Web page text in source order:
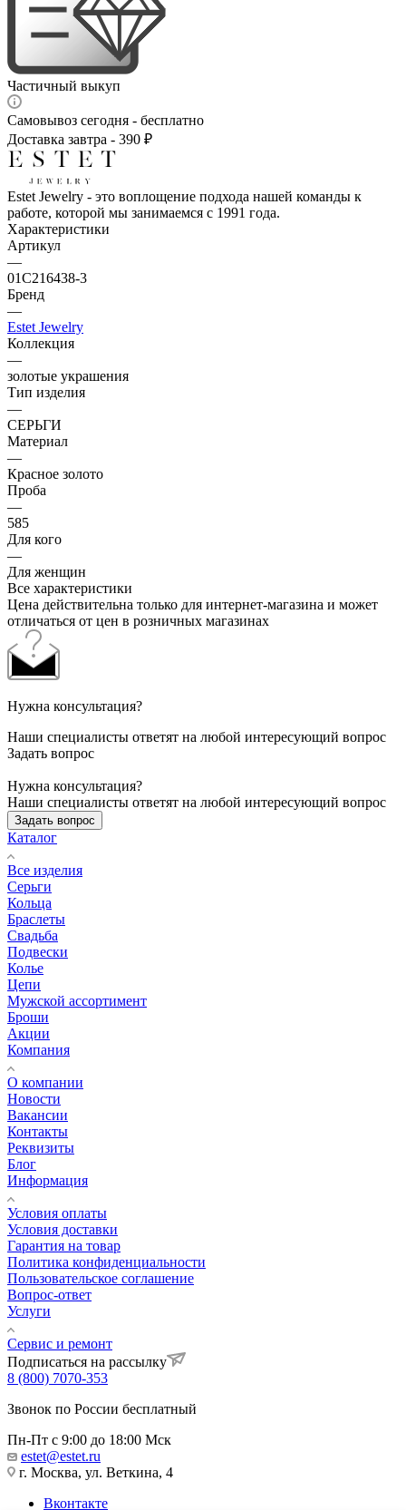
Частичный выкуп
Самовывоз сегодня - бесплатно
Доставка завтра - 390 ₽
Estet Jewelry - это воплощение подхода нашей команды к
работе, которой мы занимаемся с 1991 года.
Характеристики
Артикул
—
01С216438-3
Бренд
—
Estet Jewelry
Коллекция
—
золотые украшения
Тип изделия
—
СЕРЬГИ
Материал
—
Красное золото
Проба
—
585
Для кого
—
Для женщин
Все характеристики
Цена действительна только для интернет-магазина и может
отличаться от цен в розничных магазинах
Нужна консультация?
Наши специалисты ответят на любой интересующий вопрос
Задать вопрос
Нужна консультация?
Наши специалисты ответят на любой интересующий вопрос
Задать вопрос
Каталог
Все изделия
Серьги
Кольца
Браслеты
Свадьба
Подвески
Колье
Цепи
Мужской ассортимент
Броши
Акции
Компания
О компании
Новости
Вакансии
Контакты
Реквизиты
Блог
Информация
Условия оплаты
Условия доставки
Гарантия на товар
Политика конфиденциальности
Пользовательское соглашение
Вопрос-ответ
Услуги
Сервис и ремонт
Подписаться на рассылку
8 (800) 7070-353
Звонок по России бесплатный
Пн-Пт с 9:00 до 18:00 Мск
estet@estet.ru
г. Москва, ул. Веткина, 4
Вконтакте